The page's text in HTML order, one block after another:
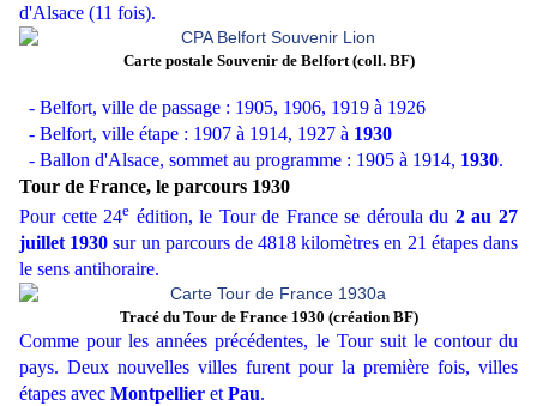
d'Alsace (11 fois).
Carte postale Souvenir de Belfort (coll. BF)
- Belfort, ville de passage : 1905, 1906, 1919 à 1926
- Belfort, ville étape : 1907 à 1914, 1927 à 1930
- Ballon d'Alsace, sommet au programme : 1905 à 1914, 1930.
Tour de France, le parcours 1930
Pour cette 24e édition, le Tour de France se déroula du 2 au 27
juillet 1930 sur un parcours de 4818 kilomètres en 21 étapes dans
le sens antihoraire.
Tracé du Tour de France 1930 (création BF)
Comme pour les années précédentes, le Tour suit le contour du
pays. Deux nouvelles villes furent pour la première fois, villes
étapes avec Montpellier et Pau.